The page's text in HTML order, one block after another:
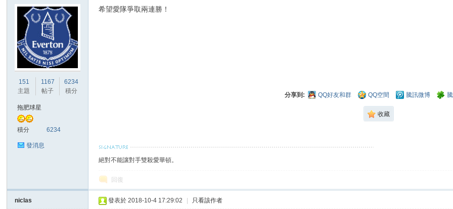
151
主題
1167
帖子
6234
積分
拖肥球星
積分 6234
發消息
希望愛隊爭取兩連勝！
分享到: QQ好友和群 QQ空間 騰訊微博
收藏
絕對不能讓對手雙殺愛華頓。
回復
niclas 發表於 2018-10-4 17:29:02 只看該作者